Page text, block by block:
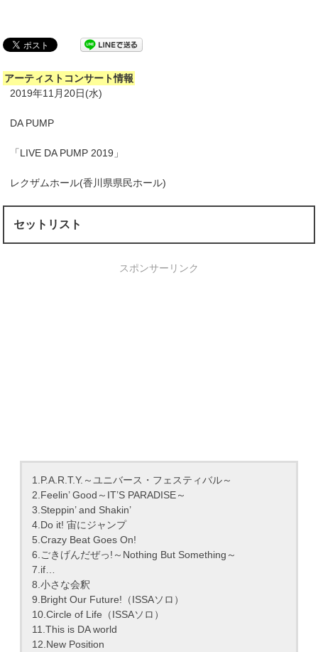
アーティストコンサート情報
2019年11月20日(水)
DA PUMP
「LIVE DA PUMP 2019」
レクザムホール(香川県県民ホール)
セットリスト
スポンサーリンク
1.P.A.R.T.Y.～ユニバース・フェスティバル～
2.Feelin’ Good～IT’S PARADISE～
3.Steppin’ and Shakin’
4.Do it! 宙にジャンプ
5.Crazy Beat Goes On!
6.ごきげんだぜっ!～Nothing But Something～
7.if…
8.小さな会釈
9.Bright Our Future!（ISSAソロ）
10.Circle of Life（ISSAソロ）
11.This is DA world
12.New Position